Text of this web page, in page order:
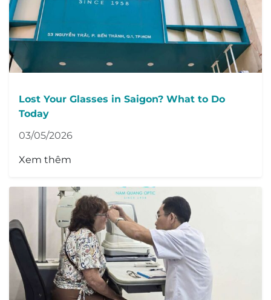
Lost Your Glasses in Saigon? What to Do
Today
03/05/2026
Xem thêm